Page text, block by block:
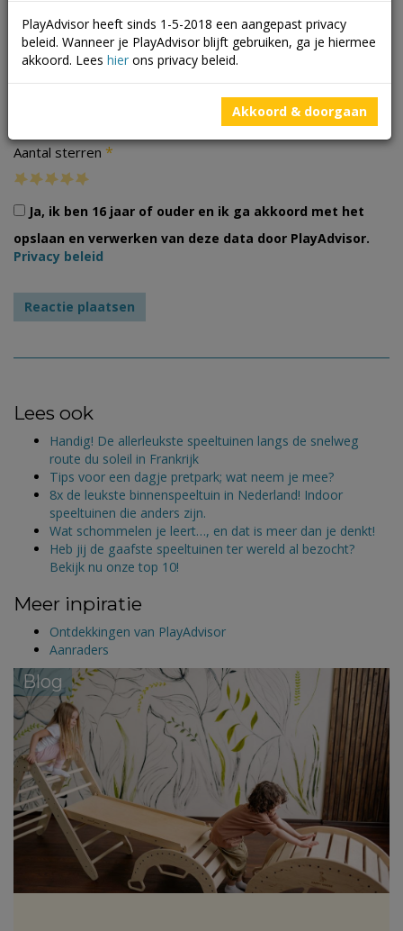
Aantal sterren *
Ja, ik ben 16 jaar of ouder en ik ga akkoord met het
opslaan en verwerken van deze data door PlayAdvisor.
Privacy beleid
Lees ook
Handig! De allerleukste speeltuinen langs de snelweg
route du soleil in Frankrijk
Tips voor een dagje pretpark; wat neem je mee?
8x de leukste binnenspeeltuin in Nederland! Indoor
speeltuinen die anders zijn.
Wat schommelen je leert…, en dat is meer dan je denkt!
Heb jij de gaafste speeltuinen ter wereld al bezocht?
Bekijk nu onze top 10!
Meer inpiratie
Ontdekkingen van PlayAdvisor
Aanraders
Blog
PlayAdvisor heeft sinds 1-5-2018 een aangepast privacy
beleid. Wanneer je PlayAdvisor blijft gebruiken, ga je hiermee
akkoord. Lees hier ons privacy beleid.
Akkoord & doorgaan